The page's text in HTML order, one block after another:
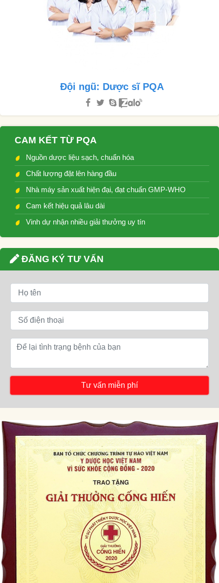
Đội ngũ: Dược sĩ PQA
CAM KẾT TỪ PQA
Nguồn dược liệu sạch, chuẩn hóa
Chất lượng đặt lên hàng đầu
Nhà máy sản xuất hiện đại, đạt chuẩn GMP-WHO
Cam kết hiệu quả lâu dài
Vinh dự nhận nhiều giải thưởng uy tín
ĐĂNG KÝ TƯ VẤN
Tư vấn miễn phí